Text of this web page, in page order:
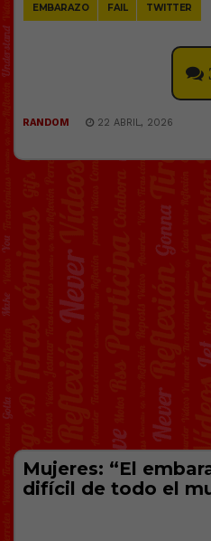
EMBARAZO FAIL TWITTER
RANDOM 22 ABRIL, 2026
Mujeres: “El
difícil de todo el